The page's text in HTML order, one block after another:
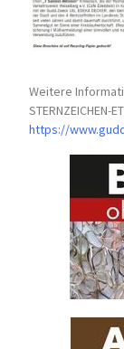
Weitere
STERNZEICHEN-
https://